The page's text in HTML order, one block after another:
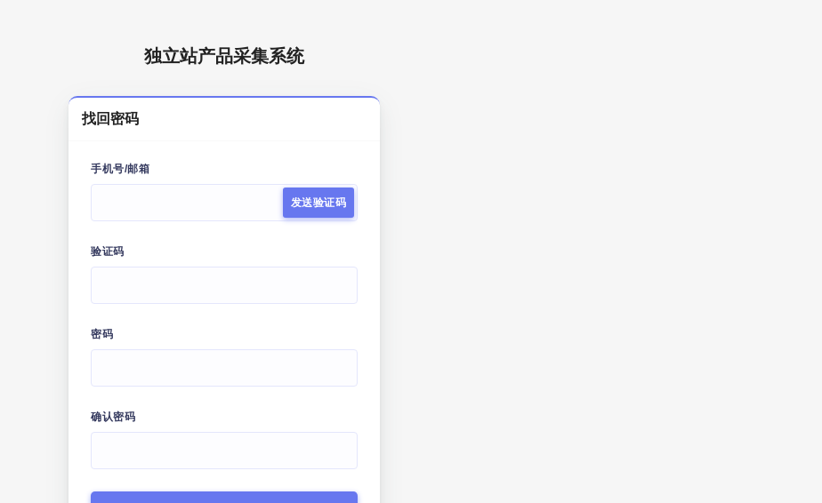
独立站产品采集系统
找回密码
手机号/邮箱
发送验证码
验证码
密码
确认密码